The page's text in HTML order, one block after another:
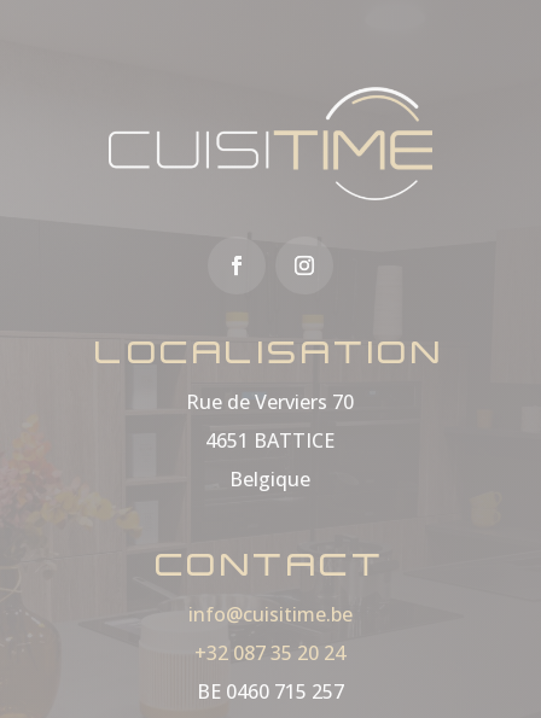
LOCALISATION
Rue de Verviers 70
4651 BATTICE
Belgique
CONTACT
info@cuisitime.be
+32 087 35 20 24
BE 0460 715 257